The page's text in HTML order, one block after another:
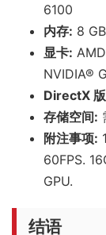
6100
内存: 8
显卡:
NVIDIA®
DirectX
存储空间:
附注事项:
60FPS.
GPU.
结语